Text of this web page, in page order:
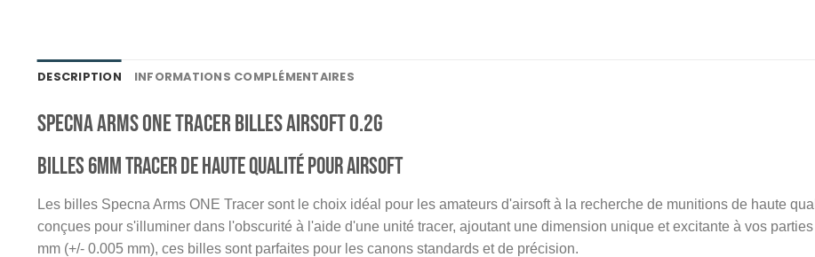
DESCRIPTION INFORMATIONS COMPLÉMENTAIRES
Specna Arms ONE Tracer Billes Airsoft 0.2g
Billes 6mm Tracer de Haute Qualité pour Airsoft
Les billes Specna Arms ONE Tracer sont le choix idéal pour les amateurs d'airsoft à la recherche de munitions de haute
conçues pour s'illuminer dans l'obscurité à l'aide d'une unité tracer, ajoutant une dimension unique et excitante à vos
mm (+/- 0.005 mm), ces billes sont parfaites pour les canons standards et de précision.